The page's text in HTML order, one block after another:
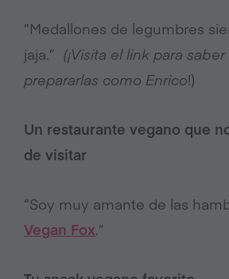
“Medallones de legumbres
jaja.” (¡Visita el link para
prepararlas como Enrico!)
Un restaurante vegano que
de visitar
“Soy muy amante de las
Vegan Fox.”